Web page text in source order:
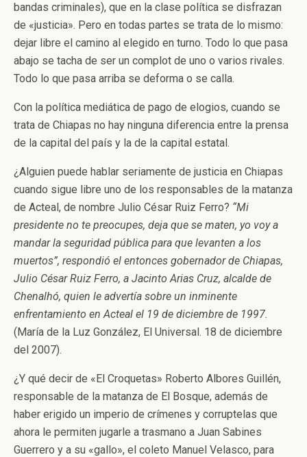
bandas criminales), que en la clase política se disfrazan
de «justicia». Pero en todas partes se trata de lo mismo:
dejar libre el camino al elegido en turno. Todo lo que pasa
abajo se tacha de ser un complot de uno o varios rivales.
Todo lo que pasa arriba se deforma o se calla.
Con la política mediática de pago de elogios, cuando se
trata de Chiapas no hay ninguna diferencia entre la prensa
de la capital del país y la de la capital estatal.
¿Alguien puede hablar seriamente de justicia en Chiapas
cuando sigue libre uno de los responsables de la matanza
de Acteal, de nombre Julio César Ruiz Ferro? “Mi
presidente no te preocupes, deja que se maten, yo voy a
mandar la seguridad pública para que levanten a los
muertos”, respondió el entonces gobernador de Chiapas,
Julio César Ruiz Ferro, a Jacinto Arias Cruz, alcalde de
Chenalhó, quien le advertía sobre un inminente
enfrentamiento en Acteal el 19 de diciembre de 1997.
(María de la Luz González, El Universal. 18 de diciembre
del 2007).
¿Y qué decir de «El Croquetas» Roberto Albores Guillén,
responsable de la matanza de El Bosque, además de
haber erigido un imperio de crímenes y corruptelas que
ahora le permiten jugarle a trasmano a Juan Sabines
Guerrero y a su «gallo», el coleto Manuel Velasco, para